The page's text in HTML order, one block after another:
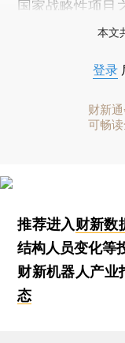
国家战略性项目
本文
登录
财新
可畅
推荐进入财新数
结构人员变化等
财新机器人产业
态